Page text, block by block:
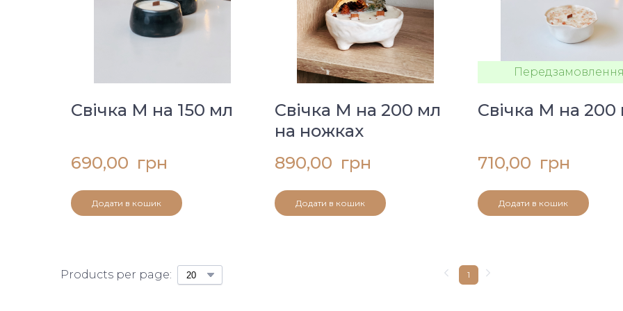
Свічка М на 150 мл
690,00  грн
Додати в кошик
Свічка М на 200 мл
на ножках
890,00  грн
Додати в кошик
Передзамовлення
Свічка М на 200
710,00  грн
Додати в кошик
Products per page: 1